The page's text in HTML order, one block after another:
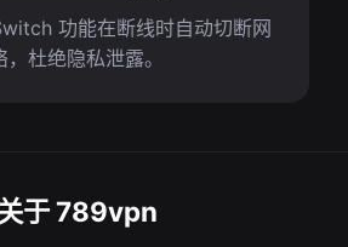
功能在断线时自动切断网
，杜绝隐私泄露。
于 789vpn